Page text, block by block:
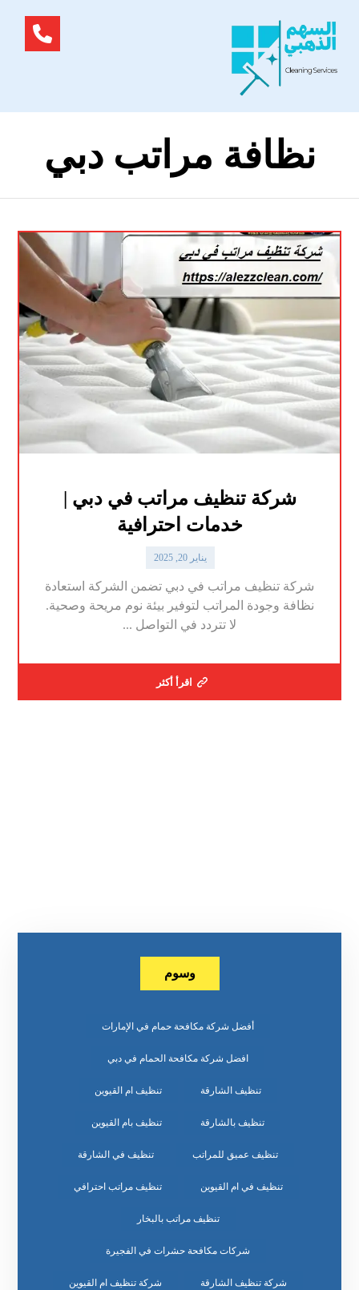
نظافة مراتب دبي
شركة تنظيف مراتب في دبي |
خدمات احترافية
يناير 20, 2025
شركة تنظيف مراتب في دبي تضمن الشركة استعادة
نظافة وجودة المراتب لتوفير بيئة نوم مريحة وصحية.
لا تتردد في التواصل ...
اقرأ أكثر
وسوم
أفضل شركة مكافحة حمام في الإمارات
افضل شركة مكافحة الحمام في دبي
تنظيف الشارقة تنظيف ام القيوين
تنظيف بالشارقة تنظيف بام القيوين
تنظيف عميق للمراتب تنظيف في الشارقة
تنظيف في ام القيوين تنظيف مراتب احترافي
تنظيف مراتب بالبخار
شركات مكافحة حشرات في الفجيرة
شركة تنظيف الشارقة شركة تنظيف ام القيوين